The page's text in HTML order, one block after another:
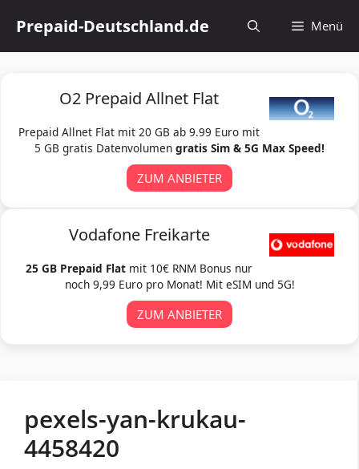
Inhalt
springen
Prepaid-Deutschland.de Menü
O2 Prepaid Allnet Flat
Prepaid Allnet Flat mit 20 GB ab 9.99 Euro mit
5 GB gratis Datenvolumen gratis Sim & 5G Max Speed!
ZUM ANBIETER
Vodafone Freikarte
25 GB Prepaid Flat mit 10€ RNM Bonus nur
noch 9,99 Euro pro Monat! Mit eSIM und 5G!
ZUM ANBIETER
pexels-yan-krukau-
4458420